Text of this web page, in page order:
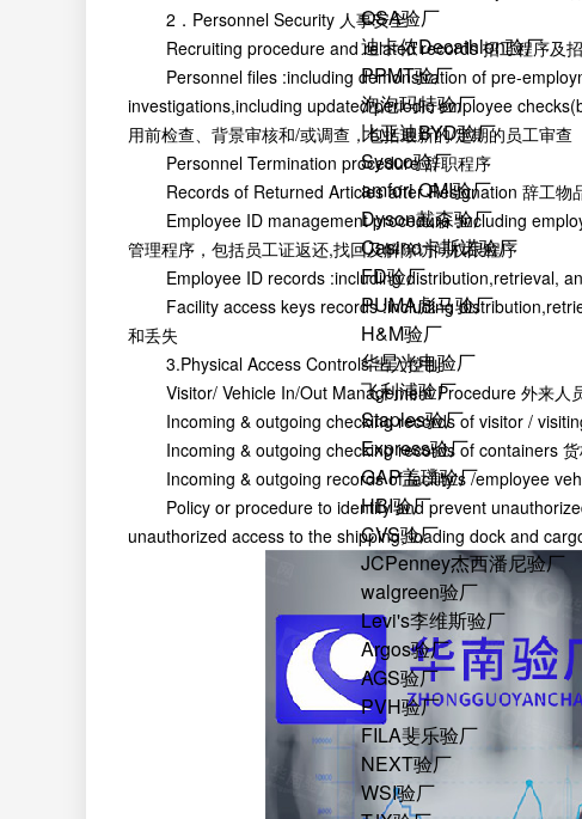
QSA验厂
迪卡侬Decathlon验厂
PPMT验厂
泡泡玛特验厂
比亚迪BYD验厂
Sysco验厂
amfori QMI验厂
Dyson戴森验厂
Casino卡斯诺验厂
FD验厂
PUMA彪马验厂
H&M验厂
华星光电验厂
飞利浦验厂
Staples验厂
Express验厂
GAP盖璞验厂
HBI验厂
CVS验厂
JCPenney杰西潘尼验厂
walgreen验厂
Levi's李维斯验厂
Argos验厂
AGS验厂
PVH验厂
FILA斐乐验厂
NEXT验厂
WSI验厂
2．Personnel Security 人事安全
Recruiting procedure and related records 招工程序及
Personnel files :including demonstration of pre-
investigations,including updated/periodic employee
用前检查、背景审核和/或调查，包括最新的/定期的员工审
Personnel Termination procedure 辞职程序
Records of Returned Articles after Resignation 辞工物
Employee ID management procedure :including
管理程序，包括员工证返还,找回及解除访问权限程序
Employee ID records :including distribution,retrieval,
Facility access keys records :including
和丢失
3.Physical Access Controls 出入控制
Visitor/ Vehicle In/Out Management Procedure 外来人
Incoming & outgoing checking records of visitor /
Incoming & outgoing checking records of containers 货
Incoming & outgoing records of facility's /employee
Policy or procedure to identify and prevent
unauthorized access to the shipping, loading dock and